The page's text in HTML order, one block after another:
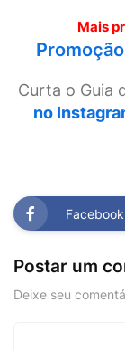
Mais
Curta o Guia
no
Facebook
Postar um
Deixe seu